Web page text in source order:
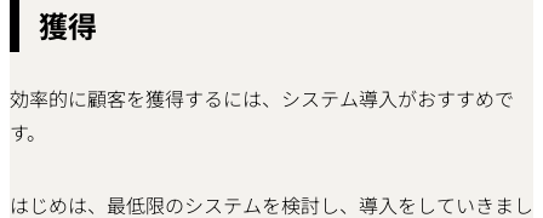
獲得
効率的に顧客を獲得するには、システム導入がおすすめで
す。
はじめは、最低限のシステムを検討し、導入をしていきまし